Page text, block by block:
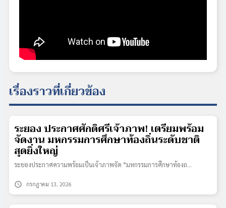
เรื่องราวที่เกี่ยวข้อง
ระยอง ประกาศศักดิ์ศรีเจ้าภาพ! เตรียมพร้อม
จัดงาน มหกรรมการศึกษาท้องถิ่นระดับชาติ
สุดยิ่งใหญ่
ระยองประกาศความพร้อมเป็นเจ้าภาพจัด “มหกรรมการศึกษาท้องถ…
schedule กรกฎาคม 13, 2026